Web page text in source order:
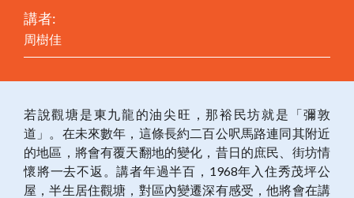
講者:
周樹佳
若說觀塘是東九龍的油尖旺，那裕民坊就是「彌敦
道」。在未來數年，這條長約二百公呎馬路連同其附近
的地區，將會有覆天翻地的變化，昔日的庶民、街坊情
懷將一去不返。講者年過半百，1968年入住秀茂坪公
屋，半生居住觀塘，對區內變遷深有感受，他將會在講